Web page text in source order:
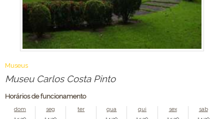
Museus
Museu Carlos Costa Pinto
Horários de funcionamento
dom
seg
ter
qua
qui
sex
sab